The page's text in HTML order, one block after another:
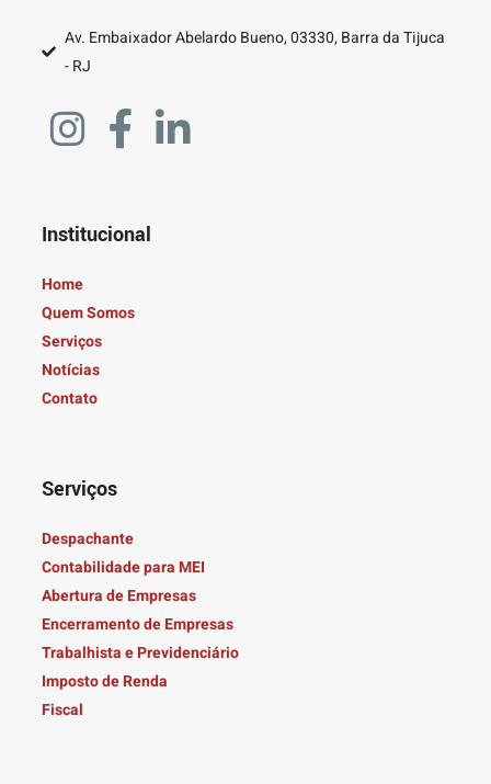
Av. Embaixador Abelardo Bueno, 03330, Barra da Tijuca
- RJ
Institucional
Home
Quem Somos
Serviços
Notícias
Contato
Serviços
Despachante
Contabilidade para MEI
Abertura de Empresas
Encerramento de Empresas
Trabalhista e Previdenciário
Imposto de Renda
Fiscal